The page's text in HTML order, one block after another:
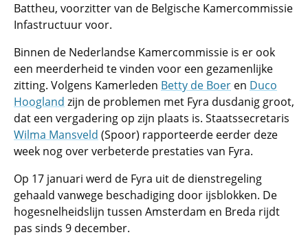
Battheu, voorzitter van de Belgische Kamercommissie
Infastructuur voor.
Binnen de Nederlandse Kamercommissie is er ook
een meerderheid te vinden voor een gezamenlijke
zitting. Volgens Kamerleden Betty de Boer en Duco
Hoogland zijn de problemen met Fyra dusdanig groot,
dat een vergadering op zijn plaats is. Staatssecretaris
Wilma Mansveld (Spoor) rapporteerde eerder deze
week nog over verbeterde prestaties van Fyra.
Op 17 januari werd de Fyra uit de dienstregeling
gehaald vanwege beschadiging door ijsblokken. De
hogesnelheidslijn tussen Amsterdam en Breda rijdt
pas sinds 9 december.